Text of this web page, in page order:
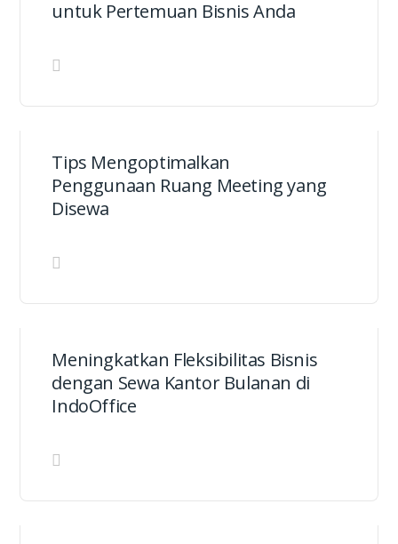
untuk Pertemuan Bisnis Anda
Tips Mengoptimalkan
Penggunaan Ruang Meeting yang
Disewa
Meningkatkan Fleksibilitas Bisnis
dengan Sewa Kantor Bulanan di
IndoOffice